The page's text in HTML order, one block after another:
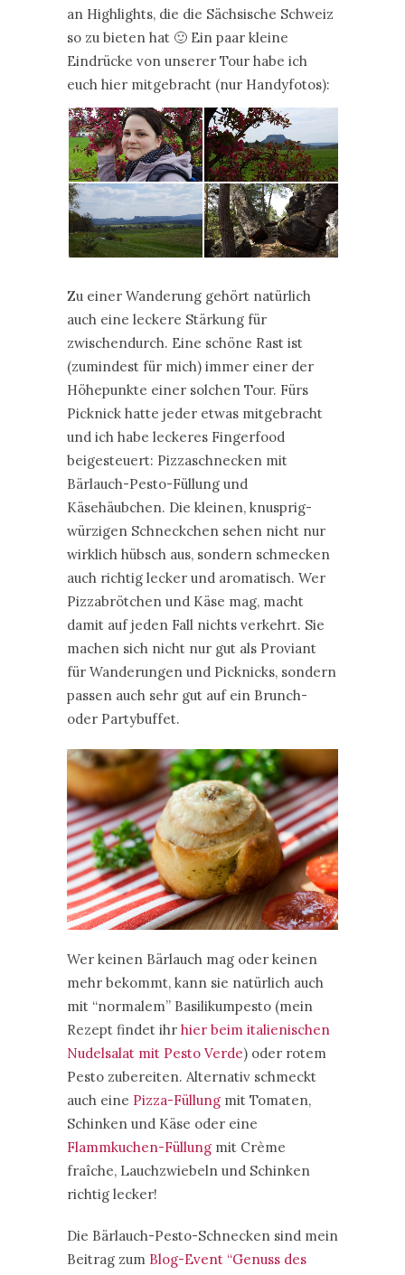
an Highlights, die die Sächsische Schweiz
so zu bieten hat 🙂 Ein paar kleine
Eindrücke von unserer Tour habe ich
euch hier mitgebracht (nur Handyfotos):
Zu einer Wanderung gehört natürlich
auch eine leckere Stärkung für
zwischendurch. Eine schöne Rast ist
(zumindest für mich) immer einer der
Höhepunkte einer solchen Tour. Fürs
Picknick hatte jeder etwas mitgebracht
und ich habe leckeres Fingerfood
beigesteuert: Pizzaschnecken mit
Bärlauch-Pesto-Füllung und
Käsehäubchen. Die kleinen, knusprig-
würzigen Schneckchen sehen nicht nur
wirklich hübsch aus, sondern schmecken
auch richtig lecker und aromatisch. Wer
Pizzabrötchen und Käse mag, macht
damit auf jeden Fall nichts verkehrt. Sie
machen sich nicht nur gut als Proviant
für Wanderungen und Picknicks, sondern
passen auch sehr gut auf ein Brunch-
oder Partybuffet.
Wer keinen Bärlauch mag oder keinen
mehr bekommt, kann sie natürlich auch
mit “normalem” Basilikumpesto (mein
Rezept findet ihr hier beim italienischen
Nudelsalat mit Pesto Verde) oder rotem
Pesto zubereiten. Alternativ schmeckt
auch eine Pizza-Füllung mit Tomaten,
Schinken und Käse oder eine
Flammkuchen-Füllung mit Crème
fraîche, Lauchzwiebeln und Schinken
richtig lecker!
Die Bärlauch-Pesto-Schnecken sind mein
Beitrag zum Blog-Event “Genuss des